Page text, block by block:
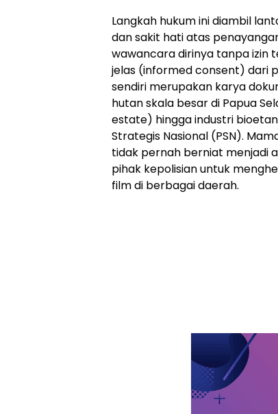
Langkah hukum ini diambil
dan sakit hati atas
wawancara dirinya tanpa izin
jelas (informed consent) dari
sendiri merupakan karya
hutan skala besar di Papua
estate) hingga industri
Strategis Nasional (PSN).
tidak pernah berniat menjadi
pihak kepolisian untuk
film di berbagai daerah.